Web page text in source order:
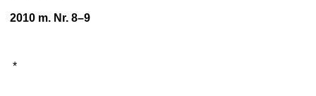
2010 m. Nr. 8–9
*